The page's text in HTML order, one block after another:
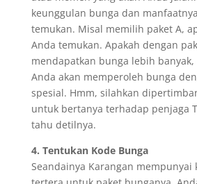
keunggulan bunga dan
temukan. Misal memilih paket A,
Anda temukan. Apakah dengan
mendapatkan bunga lebih banyak,
Anda akan memperoleh bunga
spesial. Hmm, silahkan
untuk bertanya terhadap penjaga
tahu detilnya.
4. Tentukan Kode Bunga
Seandainya Karangan mempunyai